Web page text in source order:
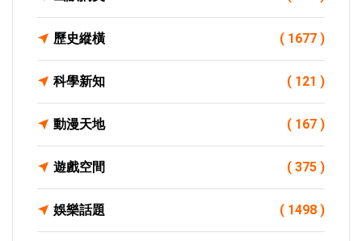
歷史縱橫 ( 1677 )
科學新知 ( 121 )
動漫天地 ( 167 )
遊戲空間 ( 375 )
娛樂話題 ( 1498 )